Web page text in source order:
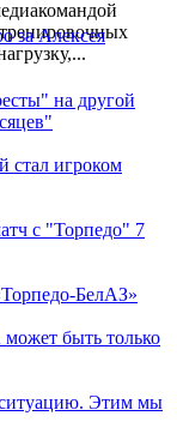
за Алексея
на другой
стал игроком
с "Торпедо" 7
БелАЗ»
быть только
Этим мы